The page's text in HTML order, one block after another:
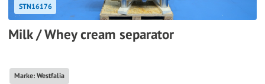
STN16176
Milk / Whey cream separator
Marke: Westfalia